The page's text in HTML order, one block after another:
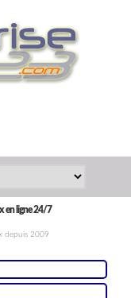
en ligne 24/7
depuis 2009